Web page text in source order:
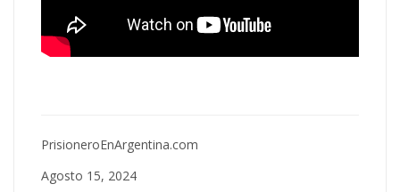
PrisioneroEnArgentina.com
Agosto 15, 2024